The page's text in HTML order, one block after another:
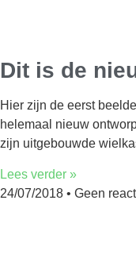
Dit is de
Hier zijn de eerst
helemaal nieuw
zijn uitgebouwde
Lees verder »
24/07/2018
Geen